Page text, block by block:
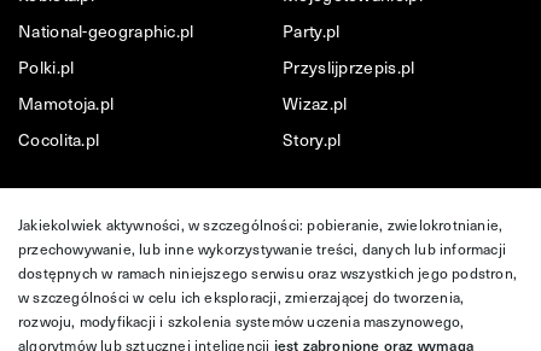
National-geographic.pl
Party.pl
Polki.pl
Przyslijprzepis.pl
Mamotoja.pl
Wizaz.pl
Cocolita.pl
Story.pl
Jakiekolwiek aktywności, w szczególności: pobieranie, zwielokrotnianie,
przechowywanie, lub inne wykorzystywanie treści, danych lub informacji
dostępnych w ramach niniejszego serwisu oraz wszystkich jego podstron,
w szczególności w celu ich eksploracji, zmierzającej do tworzenia,
rozwoju, modyfikacji i szkolenia systemów uczenia maszynowego,
algorytmów lub sztucznej inteligencji jest zabronione oraz wymaga